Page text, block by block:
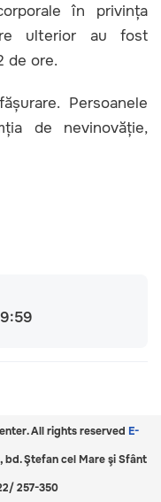
în privința
ulterior au fost
de ore.
Persoanele
de nevinovăție,
All rights reserved E-
bd. Ştefan cel Mare şi Sfânt
257-350